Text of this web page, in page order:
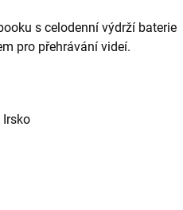
s celodenní výdrží baterie
pro přehrávání videí.
Irsko